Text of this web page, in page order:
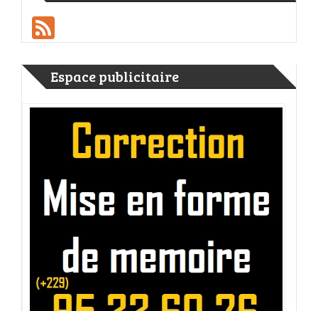
Espace publicitaire